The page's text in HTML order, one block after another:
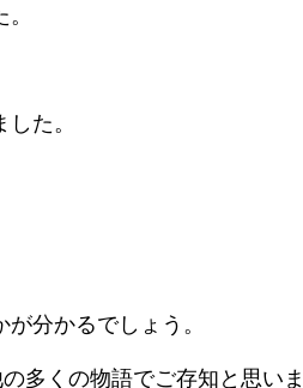
た。
分かるでしょう。
多くの物語でご存知と思い